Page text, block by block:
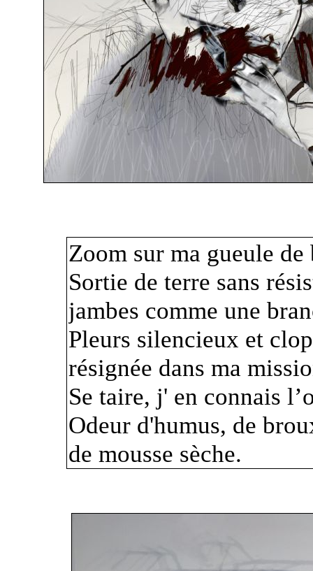
Zoom sur ma gueule de
Sortie de terre sans
jambes comme une
Pleurs silencieux et
résignée dans ma
Se taire, j' en connais
Odeur d'humus, de
de mousse sèche.
Autours de moi, la